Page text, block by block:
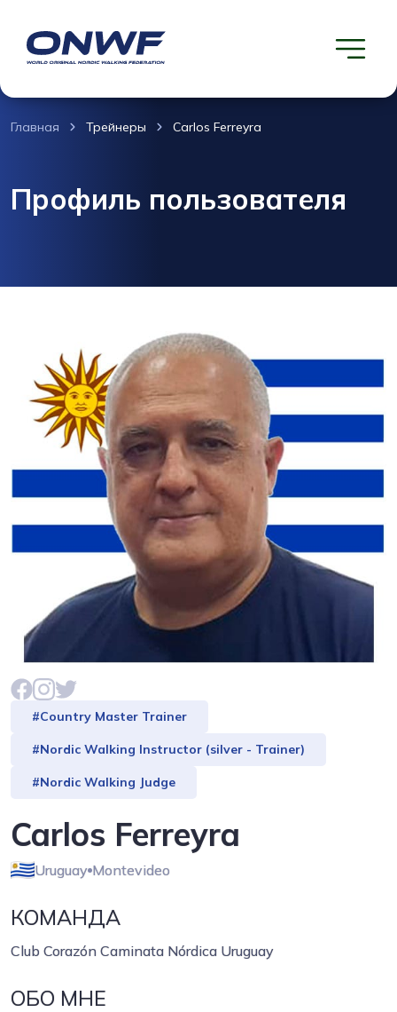
Главная Трейнеры Carlos Ferreyra
Профиль пользователя
#Country Master Trainer
#Nordic Walking Instructor (silver - Trainer)
#Nordic Walking Judge
Carlos Ferreyra
Uruguay Montevideo
КОМАНДА
Club Corazón Caminata Nórdica Uruguay
ОБО МНЕ